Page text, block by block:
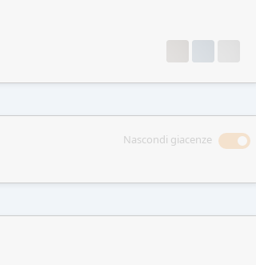
Nascondi giacenze